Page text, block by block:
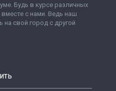
Будь в курсе различных
с нами. Ведь наш
на свой город с другой